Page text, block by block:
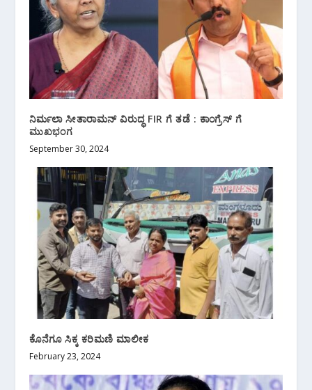
ನಿರ್ಮಲಾ ಸೀತಾರಾಮನ್ ವಿರುದ್ಧ FIR ಗೆ ತಡೆ : ಕಾಂಗ್ರೆಸ್ ಗೆ
ಮುಖಭಂಗ
September 30, 2024
ಕೊನೆಗೂ ಸಿಕ್ಕ ಕರಿಮಣಿ ಮಾಲೀಕ‌
February 23, 2024